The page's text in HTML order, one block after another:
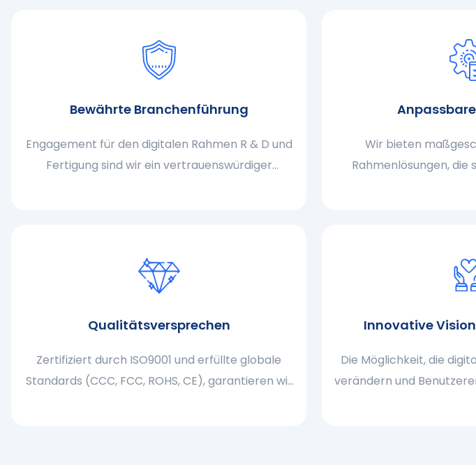
Bewährte Branchenführung
Engagement für den digitalen Rahmen R & D und
Fertigung sind wir ein vertrauenswürdiger
Wir bieten
Rahmenlösungen, die
Qualitätsversprechen
Zertifiziert durch ISO9001 und erfüllte globale
Standards (CCC, FCC, ROHS, CE), garantieren wir
Innovative
Die Möglichkeit, die
verändern und